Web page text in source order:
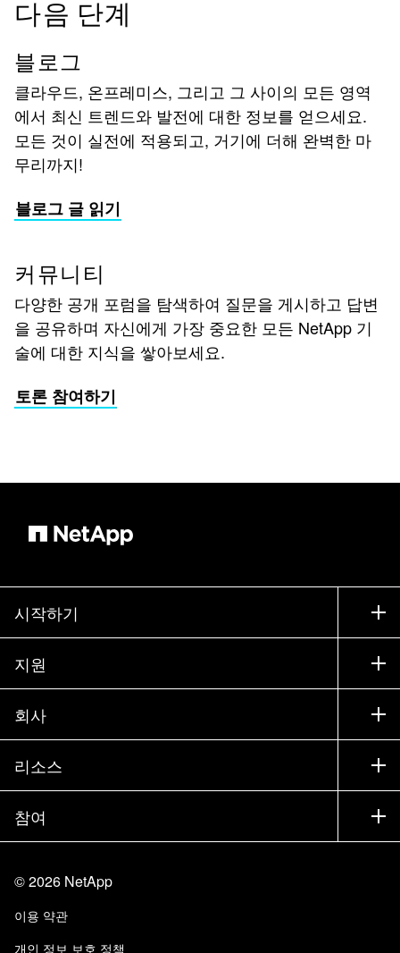
다음 단계
블로그
클라우드, 온프레미스, 그리고 그 사이의 모든 영역
에서 최신 트렌드와 발전에 대한 정보를 얻으세요.
모든 것이 실전에 적용되고, 거기에 더해 완벽한 마
무리까지!
블로그 글 읽기
커뮤니티
다양한 공개 포럼을 탐색하여 질문을 게시하고 답변
을 공유하며 자신에게 가장 중요한 모든 NetApp 기
술에 대한 지식을 쌓아보세요.
토론 참여하기
시작하기
구입 방법
세일즈 팀 연락처
파트너 찾기
경영진 브리핑
제품 소개
지원
지원
교육
설명서
커뮤니티
알아보기
회사
회사
파트너
채용
Trust Center
책임 및 지속가능성
리소스
뉴스룸
이벤트
블로그
고객 경험
고객 사례
참여
사이트 피드백
액세스 가능성
©2026 NetApp
이용 약관
개인 정보 보호 정책